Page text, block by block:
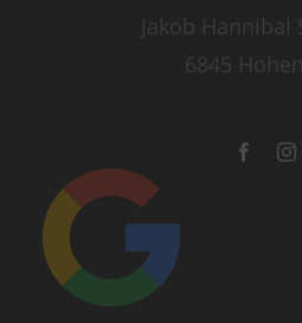
Jakob Hannibal
6845